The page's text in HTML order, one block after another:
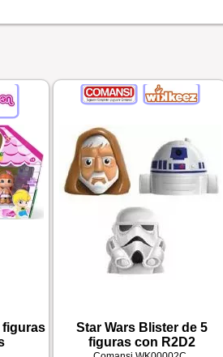
figuras
Star Wars Blister de 5
figuras con R2D2